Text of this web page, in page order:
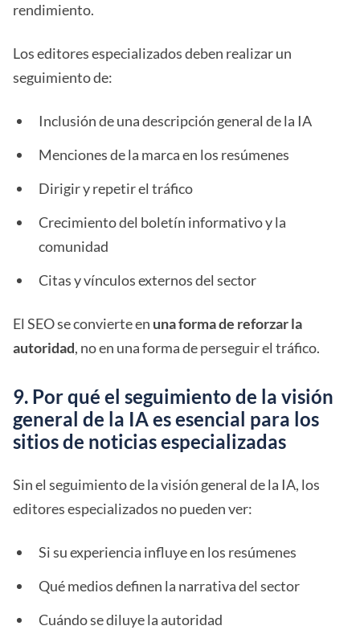
rendimiento.
Los editores especializados deben realizar un
seguimiento de:
Inclusión de una descripción general de la IA
Menciones de la marca en los resúmenes
Dirigir y repetir el tráfico
Crecimiento del boletín informativo y la
comunidad
Citas y vínculos externos del sector
El SEO se convierte en una forma de reforzar la
autoridad, no en una forma de perseguir el tráfico.
9. Por qué el seguimiento de la visión
general de la IA es esencial para los
sitios de noticias especializadas
Sin el seguimiento de la visión general de la IA, los
editores especializados no pueden ver:
Si su experiencia influye en los resúmenes
Qué medios definen la narrativa del sector
Cuándo se diluye la autoridad